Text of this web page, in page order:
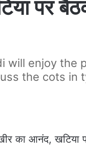
पर
will enjoy the
the cots in